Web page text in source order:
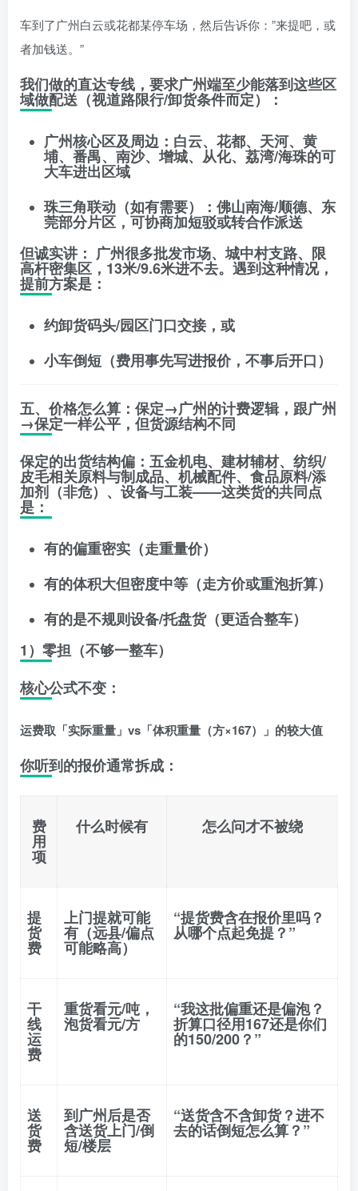
车到了广州白云或花都某停车场，然后告诉你：”来提吧，或
者加钱送。”
我们做的直达专线 ，要求广州端至少能落到这些区
域做配送（视道路限行/卸货条件而定）：
广州核心区及周边 ：白云、花都、天河、黄
埔、番禺、南沙、增城、从化、荔湾/海珠的可
大车进出区域
珠三角联动（如有需要）：佛山南海/顺德、东
莞部分片区，可协商加短驳或转合作派送
但诚实讲： 广州很多批发市场、城中村支路、限
高杆密集区，13米/9.6米进不去。遇到这种情况，
提前方案是：
约卸货码头/园区门口交接，或
小车倒短 （费用事先写进报价，不事后开口）
五、价格怎么算：保定→广州的计费逻辑，跟广州
→保定一样公平，但货源结构不同
保定的出货结构偏： 五金机电、建材辅材、纺织/
皮毛相关原料与制成品、机械配件、食品原料/添
加剂（非危）、设备与工装——这类货的共同点
是：
有的偏重密实 （走重量价）
有的体积大但密度中等 （走方价或重泡折算）
有的是不规则设备/托盘货（更适合整车）
1）零担（不够一整车）
核心公式不变：
运费取「实际重量」vs「体积重量（方×167）」的较大值
你听到的报价通常拆成：
费
用
项
什么时候有 怎么问才不被绕
提
货
费
上门提就可能
有（远县/偏点
可能略高）
“提货费含在报价里吗？
从哪个点起免提？”
干
线
运
费
重货看元/吨 ，
泡货看元/方
“我这批偏重还是偏泡？
折算口径用167还是你们
的150/200？”
送
货
费
到广州后是否
含送货上门/倒
短/楼层
“送货含不含卸货？进不
去的话倒短怎么算？”